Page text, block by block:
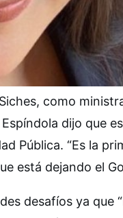
como
dijo que
Pública. “Es la
está dejando el
desafíos ya que